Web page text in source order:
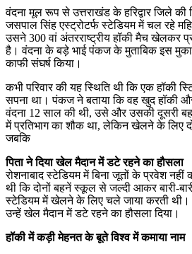
वंदना मूल रूप से उत्तराखंड के हरिद्वार जिले की
जसपाल सिंह एस्ट्रोटर्फ स्टेडियम में चल रहे
उसने 300 वां अंतरराष्ट्रीय हॉकी मैच खेलकर
है। वंदना के बड़े भाई पंकज के मुताबिक इस
काफी संघर्ष किया।
कभी परिवार की यह स्थिति थी कि एक हॉकी
सपना था। पंकज ने बताया कि वह खुद
वंदना 12 साल की थी, उसे और उसकी दूसरी बहन
में प्रतिभाग का शौक था, लेकिन खेलने के लिए
जबकि
पिता ने दिया खेल मैदान में डटे रहने का हौसला
रोशनाबाद स्टेडियम में बिना जूतों के प्रवेश नहीं
थी कि दोनों बहनें स्कूल से जल्दी आकर बारी-
स्टेडियम में खेलने के लिए चले जाया करती थी।
उन्हें खेल मैदान में डटे रहने का हौसला दिया।
हॉकी में कड़ी मेहनत के बूते विश्व में कमाया नाम